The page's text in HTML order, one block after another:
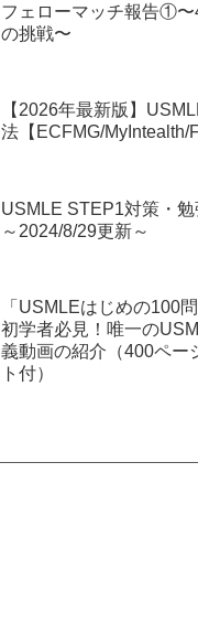
フェローマッチ報告①〜
の挑戦〜
【2026年最新版】
法【ECFMG/MyIntealth/
USMLE STEP1対策・
～2024/8/29更新～
「USMLEはじめの100
初学者必見！唯一の
義動画の紹介（400ペー
ト付）